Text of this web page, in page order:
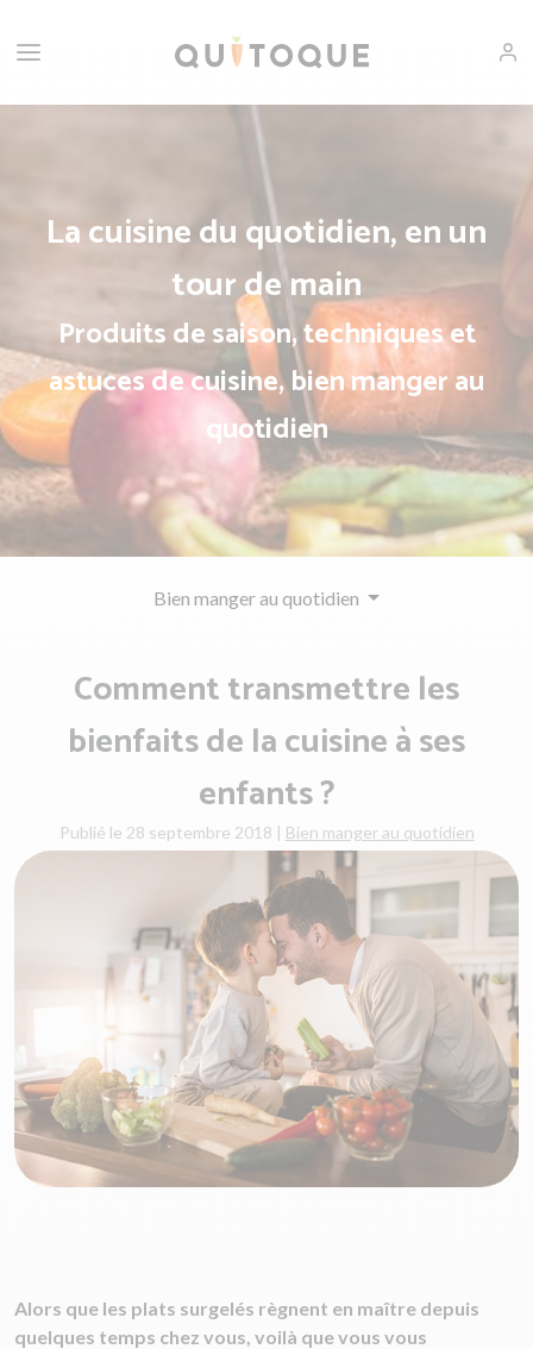
La cuisine du quotidien, en un
tour de main
Produits de saison, techniques et
astuces de cuisine, bien manger au
quotidien
Bien manger au quotidien
Comment transmettre les
bienfaits de la cuisine à ses
enfants ?
Publié le 28 septembre 2018 | Bien manger au quotidien
Alors que les plats surgelés règnent en maître depuis
quelques temps chez vous, voilà que vous vous